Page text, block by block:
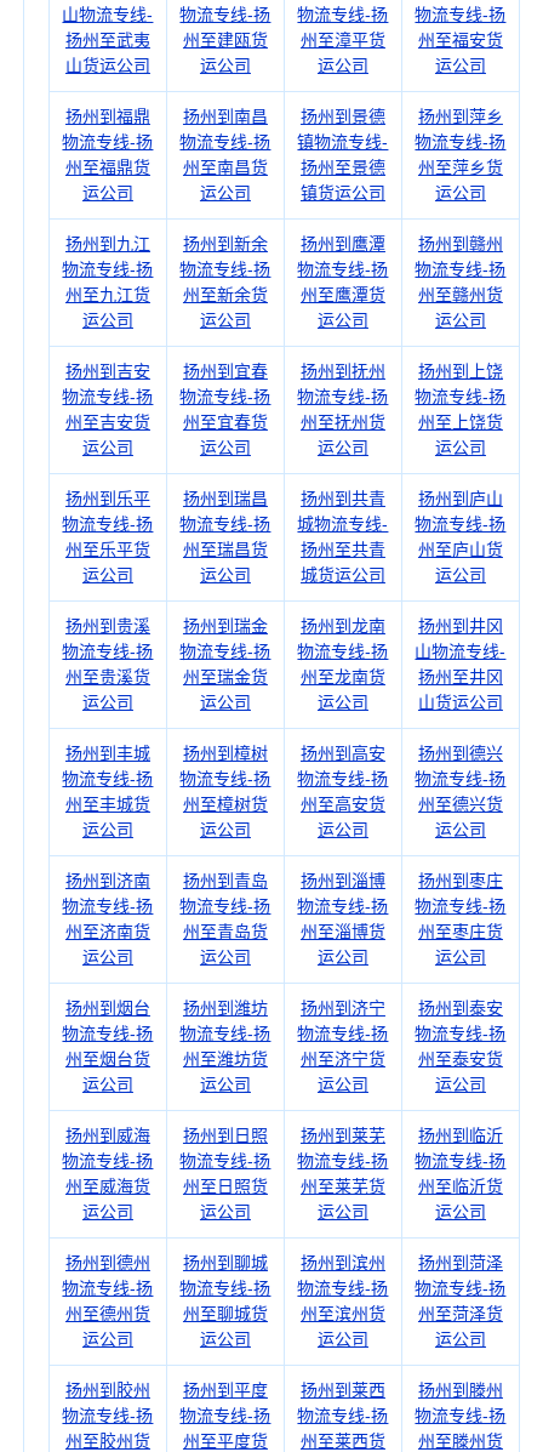
山物流专线-
扬州至武夷
山货运公司
物流专线-扬
州至建瓯货
运公司
物流专线-扬
州至漳平货
运公司
物流专线-扬
州至福安货
运公司
扬州到福鼎
物流专线-扬
州至福鼎货
运公司
扬州到南昌
物流专线-扬
州至南昌货
运公司
扬州到景德
镇物流专线-
扬州至景德
镇货运公司
扬州到萍乡
物流专线-扬
州至萍乡货
运公司
扬州到九江
物流专线-扬
州至九江货
运公司
扬州到新余
物流专线-扬
州至新余货
运公司
扬州到鹰潭
物流专线-扬
州至鹰潭货
运公司
扬州到赣州
物流专线-扬
州至赣州货
运公司
扬州到吉安
物流专线-扬
州至吉安货
运公司
扬州到宜春
物流专线-扬
州至宜春货
运公司
扬州到抚州
物流专线-扬
州至抚州货
运公司
扬州到上饶
物流专线-扬
州至上饶货
运公司
扬州到乐平
物流专线-扬
州至乐平货
运公司
扬州到瑞昌
物流专线-扬
州至瑞昌货
运公司
扬州到共青
城物流专线-
扬州至共青
城货运公司
扬州到庐山
物流专线-扬
州至庐山货
运公司
扬州到贵溪
物流专线-扬
州至贵溪货
运公司
扬州到瑞金
物流专线-扬
州至瑞金货
运公司
扬州到龙南
物流专线-扬
州至龙南货
运公司
扬州到井冈
山物流专线-
扬州至井冈
山货运公司
扬州到丰城
物流专线-扬
州至丰城货
运公司
扬州到樟树
物流专线-扬
州至樟树货
运公司
扬州到高安
物流专线-扬
州至高安货
运公司
扬州到德兴
物流专线-扬
州至德兴货
运公司
扬州到济南
物流专线-扬
州至济南货
运公司
扬州到青岛
物流专线-扬
州至青岛货
运公司
扬州到淄博
物流专线-扬
州至淄博货
运公司
扬州到枣庄
物流专线-扬
州至枣庄货
运公司
扬州到烟台
物流专线-扬
州至烟台货
运公司
扬州到潍坊
物流专线-扬
州至潍坊货
运公司
扬州到济宁
物流专线-扬
州至济宁货
运公司
扬州到泰安
物流专线-扬
州至泰安货
运公司
扬州到威海
物流专线-扬
州至威海货
运公司
扬州到日照
物流专线-扬
州至日照货
运公司
扬州到莱芜
物流专线-扬
州至莱芜货
运公司
扬州到临沂
物流专线-扬
州至临沂货
运公司
扬州到德州
物流专线-扬
州至德州货
运公司
扬州到聊城
物流专线-扬
州至聊城货
运公司
扬州到滨州
物流专线-扬
州至滨州货
运公司
扬州到菏泽
物流专线-扬
州至菏泽货
运公司
扬州到胶州
物流专线-扬
州至胶州货
扬州到平度
物流专线-扬
州至平度货
扬州到莱西
物流专线-扬
州至莱西货
扬州到滕州
物流专线-扬
州至滕州货